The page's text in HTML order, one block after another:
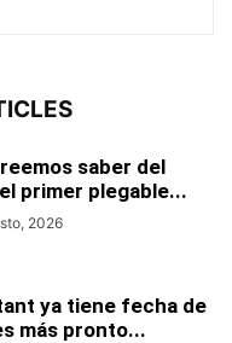
saber del
primer plegable...
2026
ya tiene fecha de
más pronto...